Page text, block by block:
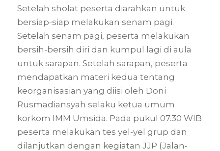
Setelah sholat peserta diarahkan untuk
bersiap-siap melakukan senam pagi.
Setelah senam pagi, peserta melakukan
bersih-bersih diri dan kumpul lagi di aula
untuk sarapan. Setelah sarapan, peserta
mendapatkan materi kedua tentang
keorganisasian yang diisi oleh Doni
Rusmadiansyah selaku ketua umum
korkom IMM Umsida. Pada pukul 07.30 WIB
peserta melakukan tes yel-yel grup dan
dilanjutkan dengan kegiatan JJP (Jalan-